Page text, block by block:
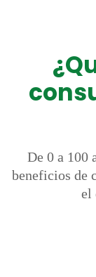
De 0 a 100
beneficios de
el